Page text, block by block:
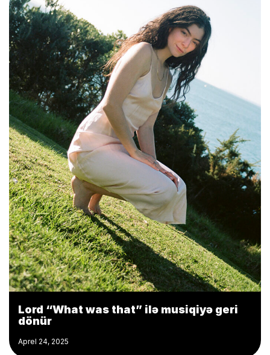
Lord “What was that” ilə musiqiyə geri
dönür
Aprel 24, 2025